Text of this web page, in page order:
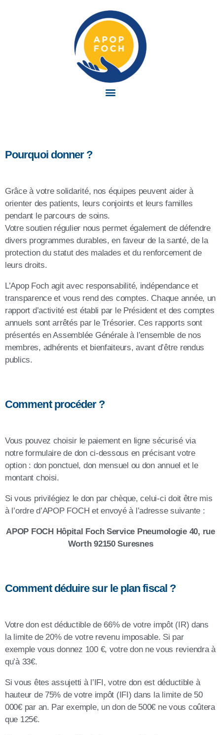
Pourquoi donner ?
Grâce à votre solidarité, nos équipes peuvent aider à
orienter des patients, leurs conjoints et leurs familles
pendant le parcours de soins.
Votre soutien régulier nous permet également de défendre
divers programmes durables, en faveur de la santé, de la
protection du statut des malades et du renforcement de
leurs droits.
L’Apop Foch agit avec responsabilité, indépendance et
transparence et vous rend des comptes. Chaque année, un
rapport d’activité est établi par le Président et des comptes
annuels sont arrêtés par le Trésorier. Ces rapports sont
présentés en Assemblée Générale à l’ensemble de nos
membres, adhérents et bienfaiteurs, avant d’être rendus
publics.
Comment procéder ?
Vous pouvez choisir le paiement en ligne sécurisé via
notre formulaire de don ci-dessous en précisant votre
option : don ponctuel, don mensuel ou don annuel et le
montant choisi.
Si vous privilégiez le don par chèque, celui-ci doit être mis
à l’ordre d’APOP FOCH et envoyé à l’adresse suivante :
APOP FOCH Hôpital Foch Service Pneumologie 40, rue
Worth 92150 Suresnes
Comment déduire sur le plan fiscal ?
Votre don est déductible de 66% de votre impôt (IR) dans
la limite de 20% de votre revenu imposable. Si par
exemple vous donnez 100 €, votre don ne vous reviendra à
qu’à 33€.
Si vous êtes assujetti à l’IFI, votre don est déductible à
hauteur de 75% de votre impôt (IFI) dans la limite de 50
000€ par an. Par exemple, un don de 500€ ne vous coûtera
que 125€.